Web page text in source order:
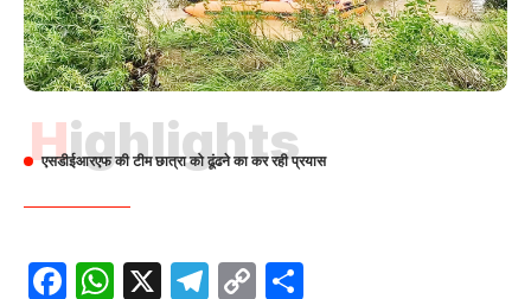
Highlights
एसडीईआरएफ की टीम छात्रा को ढूंढने का कर रही प्रयास
Facebook
WhatsApp
X Telegram
Copy